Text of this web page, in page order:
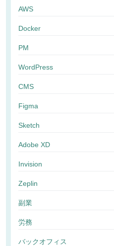
AWS
Docker
PM
WordPress
CMS
Figma
Sketch
Adobe XD
Invision
Zeplin
副業
労務
バックオフィス